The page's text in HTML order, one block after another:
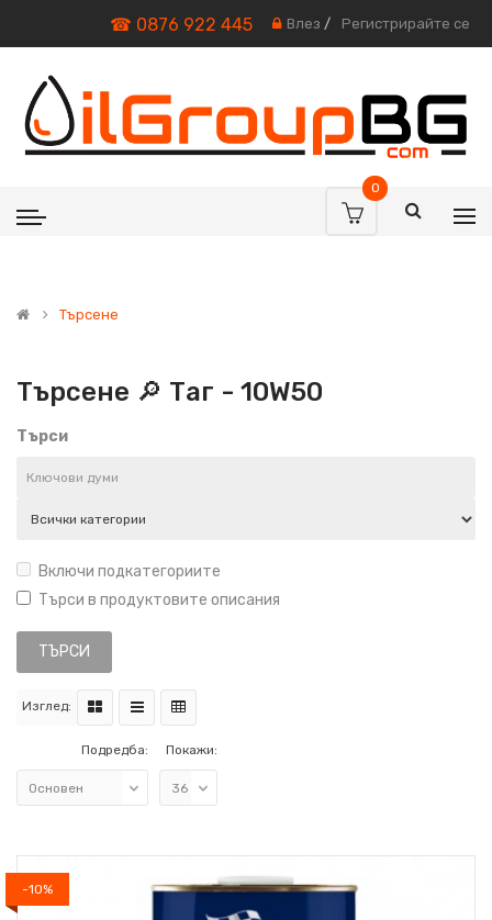
☎ 0876 922 445 Влез / Регистрирайте се
0
Търсене
Търсене 🔎 Таг - 10W50
Търси
Включи подкатегориите
Търси в продуктовите описания
Изглед:
Подредба: Покажи:
-10%